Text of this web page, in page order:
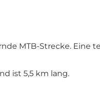
MTB-Strecke. Eine
ist 5,5 km lang.